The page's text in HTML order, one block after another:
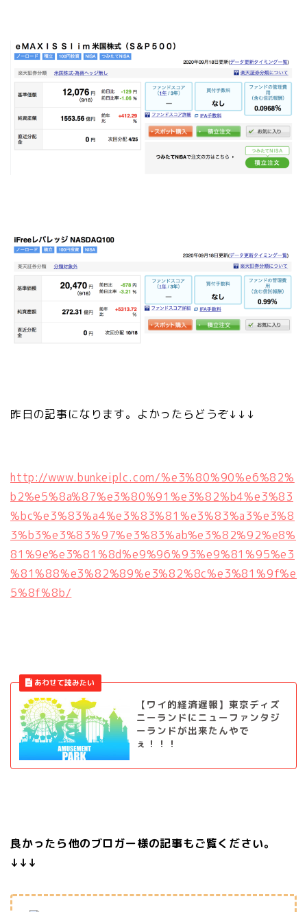
昨日の記事になります。よかったらどうぞ↓↓↓
http://www.bunkeiplc.com/%e3%80%90%e6%82%
b2%e5%8a%87%e3%80%91%e3%82%b4%e3%83
%bc%e3%83%a4%e3%83%81%e3%83%a3%e3%8
3%b3%e3%83%97%e3%83%ab%e3%82%92%e8%
81%9e%e3%81%8d%e9%96%93%e9%81%95%e3
%81%88%e3%82%89%e3%82%8c%e3%81%9f%e
5%8f%8b/
【ワイ的経済遅報】東京ディズ
ニーランドにニューファンタジ
ーランドが出来たんやで
ぇ！！！
良かったら他のブロガー様の記事もご覧ください。
↓↓↓